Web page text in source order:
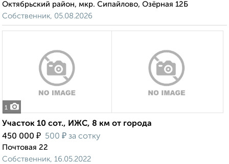
Октябрьский район, мкр. Сипайлово, Озёрная 12Б
Собственник, 05.08.2026
1
Участок 10 сот., ИЖС, 8 км от города
450 000 ₽ 500 ₽ за сотку
Почтовая 22
Собственник, 16.05.2022